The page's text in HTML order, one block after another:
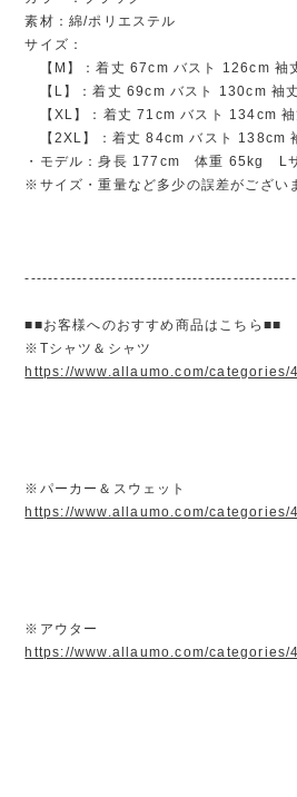
素材：綿/ポリエステル
サイズ：
【M】：着丈 67cm バスト 126cm 袖
【L】：着丈 69cm バスト 130cm 袖
【XL】：着丈 71cm バスト 134cm
【2XL】：着丈 84cm バスト 138cm
・モデル：身長 177cm 体重 65kg L
※サイズ・重量など多少の誤差がござい
■■お客様へのおすすめ商品はこちら■■
※Tシャツ＆シャツ
https://www.allaumo.com/categories/
※パーカー＆スウェット
https://www.allaumo.com/categories/
※アウター
https://www.allaumo.com/categories/